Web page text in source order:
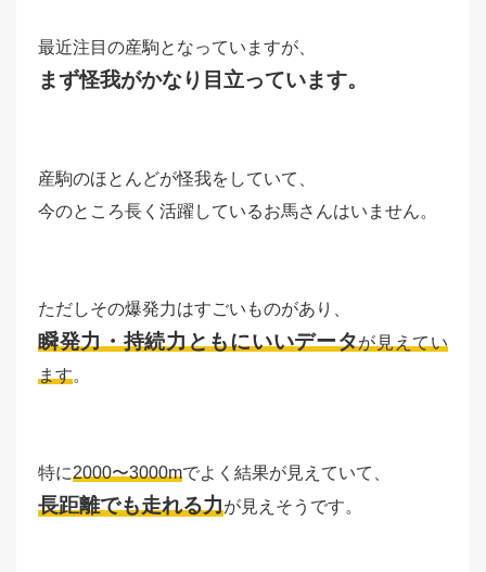
最近注目の産駒となっていますが、
まず怪我がかなり目立っています。
産駒のほとんどが怪我をしていて、
今のところ長く活躍しているお馬さんはいません。
ただしその爆発力はすごいものがあり、
瞬発力・持続力ともにいいデータが見えてい
ます。
特に2000〜3000mでよく結果が見えていて、
長距離でも走れる力が見えそうです。